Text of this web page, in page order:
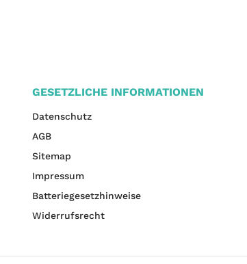
GESETZLICHE INFORMATIONEN
Datenschutz
AGB
Sitemap
Impressum
Batteriegesetzhinweise
Widerrufsrecht